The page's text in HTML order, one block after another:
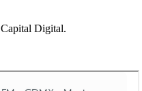
Digital.